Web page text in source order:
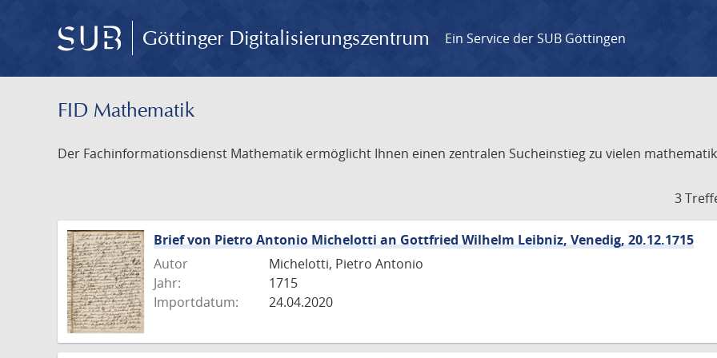
Göttinger Digitalisierungszentrum Ein Service der SUB Göttingen
FID Mathematik
Der Fachinformationsdienst Mathematik ermöglicht Ihnen einen zentralen Sucheinstieg zu vielen
3
Brief von Pietro Antonio Michelotti an Gottfried Wilhelm Leibniz, Venedig, 20.12.1715
Autor
Michelotti, Pietro Antonio
Jahr:
1715
Importdatum:
24.04.2020